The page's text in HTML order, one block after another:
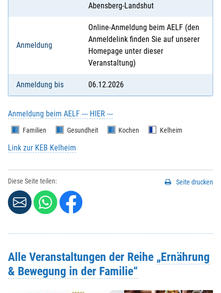
Abensberg-Landshut
Anmeldung
Online-Anmeldung beim AELF (den
Anmeldelink finden Sie auf unserer
Homepage unter dieser
Veranstaltung)
Anmeldung bis 06.12.2026
Anmeldung beim AELF --- HIER ---
Familien Gesundheit Kochen Kelheim
Link zur KEB Kelheim
Diese Seite teilen: Seite drucken
Alle Veranstaltungen der Reihe „Ernährung
& Bewegung in der Familie“